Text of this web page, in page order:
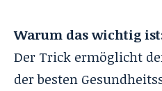
Warum das wichtig
Der Trick ermöglicht
der besten